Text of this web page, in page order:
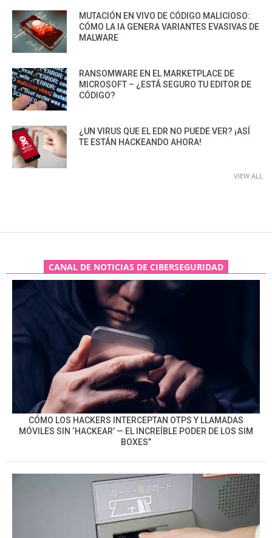
MUTACIÓN EN VIVO DE CÓDIGO MALICIOSO:
CÓMO LA IA GENERA VARIANTES EVASIVAS DE
MALWARE
RANSOMWARE EN EL MARKETPLACE DE
MICROSOFT – ¿ESTÁ SEGURO TU EDITOR DE
CÓDIGO?
¿UN VIRUS QUE EL EDR NO PUEDE VER? ¡ASÍ
TE ESTÁN HACKEANDO AHORA!
VIEW ALL
CANAL DE NOTICIAS DE CIBERSEGURIDAD
CÓMO LOS HACKERS INTERCEPTAN OTPS Y LLAMADAS
MÓVILES SIN ‘HACKEAR’ — EL INCREÍBLE PODER DE LOS SIM
BOXES”